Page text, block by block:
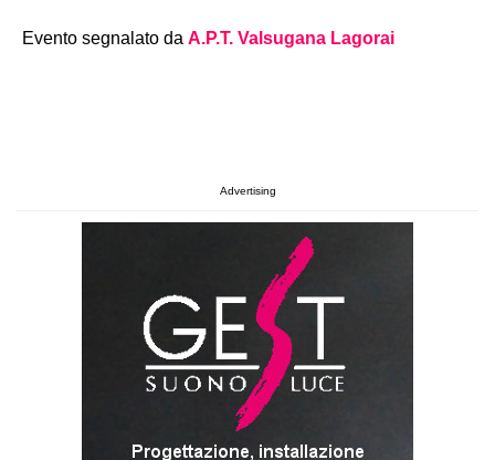
Evento segnalato da A.P.T. Valsugana Lagorai
Advertising